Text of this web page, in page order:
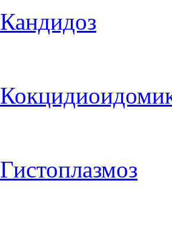
Кандидоз
Гистоплазмоз